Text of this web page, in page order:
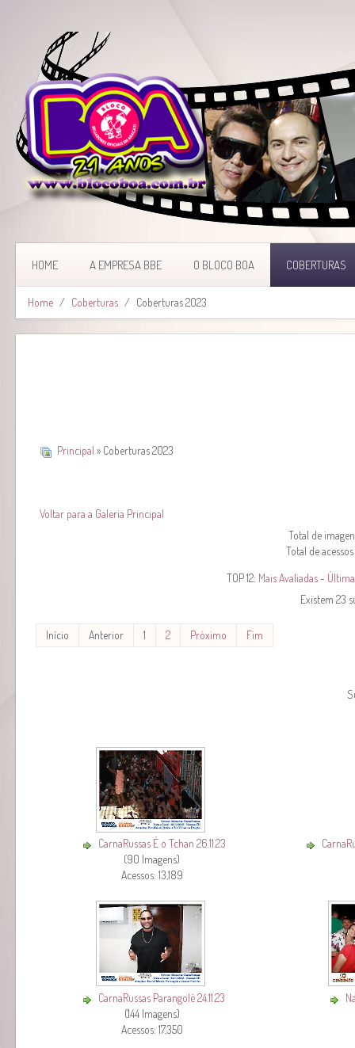
HOME A EMPRESA BBE O BLOCO BOA COBERTURAS
Home Coberturas Coberturas 2023
Principal » Coberturas 2023
Voltar para a Galeria Principal
Total de
Total de
TOP 12: Mais Avaliadas-
Existem 23
Início Anterior 1 2 Próximo Fim
CarnaRussas É o Tchan 26.11.23
(90 Imagens)
Acessos: 13,189
CarnaRussas Parangolé 24.11.23
(144 Imagens)
Acessos: 17,350